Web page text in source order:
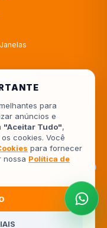
- PR, 86041-000
para
anúncios e
"Aceitar Tudo",
cookies. Você
para fornecer
nossa Política de